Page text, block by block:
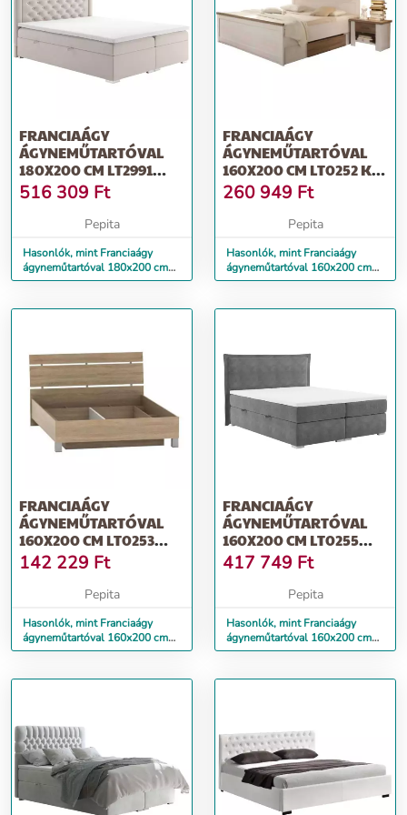
FRANCIAÁGY
ÁGYNEMŰTARTÓVAL
180X200 CM LT2991
KRÉM
516 309 Ft
Pepita
Hasonlók, mint Franciaágy
ágyneműtartóval 180x200 cm
LT2991 krém
FRANCIAÁGY
ÁGYNEMŰTARTÓVAL
160X200 CM LT0252 KÉT
DB ÉJJELISZEKRÉN...
260 949 Ft
Pepita
Hasonlók, mint Franciaágy
ágyneműtartóval 160x200 cm
LT0252 két db éjjeliszekrén...
FRANCIAÁGY
ÁGYNEMŰTARTÓVAL
160X200 CM LT0253
SONOMA TÖLGY
142 229 Ft
Pepita
Hasonlók, mint Franciaágy
ágyneműtartóval 160x200 cm
LT0253 sonoma tölgy
FRANCIAÁGY
ÁGYNEMŰTARTÓVAL
160X200 CM LT0255
SZÜRKE
417 749 Ft
Pepita
Hasonlók, mint Franciaágy
ágyneműtartóval 160x200 cm
LT0255 szürke